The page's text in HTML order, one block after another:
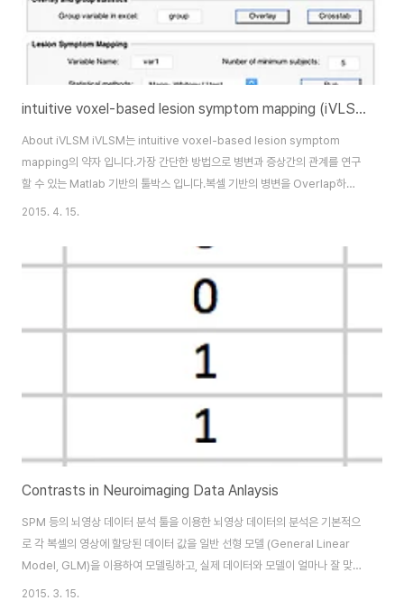
intuitive voxel-based lesion symptom mapping (iVLSM) toolbox
About iVLSM iVLSM는 intuitive voxel-based lesion symptom
mapping의 약자 입니다.가장 간단한 방법으로 병변과 증상간의 관계를 연구
할 수 있는 Matlab 기반의 툴박스 입니다.복셀 기반의 병변을 Overlap하고
병증과의 관계를 연구 할 수 있는 프로그램들을 이미 여러개가 있습니다. 하지
기에 제약도 많이 있습니다.iVLSM toolbox를 구동하기 위해서는 SPM12
툴박스를 미리 다운로드 받고 Matlab에서 Set Path를 설정해야 합니
다.FunctionalityOverlap of lesions: 개별 데이터에 병변을 ROI로 그렸다
2015. 4. 15.
Contrasts in Neuroimaging Data Anlaysis
SPM 등의 뇌영상 데이터 분석 툴을 이용한 뇌영상 데이터의 분석은 기본적으
로 각 복셀의 영상에 할당된 데이터 값을 일반 선형 모델 (General Linear
Model, GLM)을 이용하여 모델링하고, 실제 데이터와 모델이 얼마나 잘 맞는
지 통계적으로 테스트 하는 것이다. 특정 복셀 $i$에 대해서 $Y_{i} = XB_i +
2015. 3. 15.